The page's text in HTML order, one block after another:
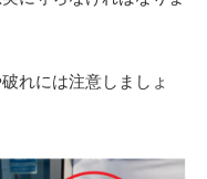
れには注意しましょ